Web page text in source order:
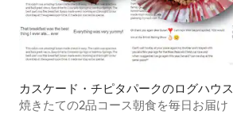
カスケード・チピタパークのログハウス
焼きたての2品コース朝食を毎日お届け